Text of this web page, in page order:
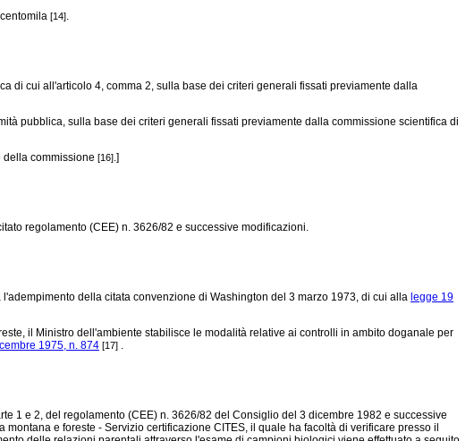
[14].
cui all'articolo 4, comma 2, sulla base dei criteri generali fissati previamente dalla
pubblica, sulla base dei criteri generali fissati previamente dalla commissione scientifica di
commissione [16].]
regolamento (CEE) n. 3626/82 e successive modificazioni.
della citata convenzione di Washington del 3 marzo 1973, di cui alla legge 19
il Ministro dell'ambiente stabilisce le modalità relative ai controlli in ambito doganale per
1975, n. 874 [17] .
1 e 2, del regolamento (CEE) n. 3626/82 del Consiglio del 3 dicembre 1982 e successive
e foreste - Servizio certificazione CITES, il quale ha facoltà di verificare presso il